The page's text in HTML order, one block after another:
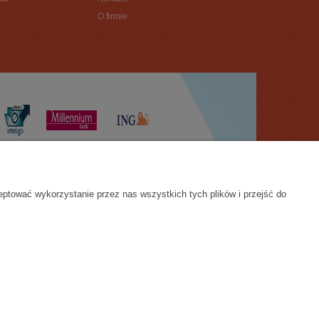
O firmie
wykorzystanie przez nas wszystkich tych plików i przejść do